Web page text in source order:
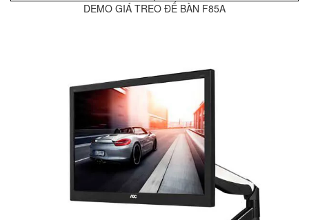
DEMO GIÁ TREO ĐỂ BÀN F85A